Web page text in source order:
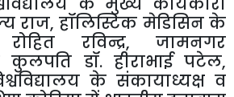
राज,हॉलिस्टिक मेडिसिन के
रोहित रविन्द्र, जामनगर
कुलपति डॉ. हीराभाई पटेल,
के संकायाध्यक्ष व